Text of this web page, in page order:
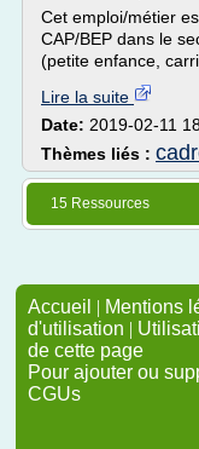
Cet emploi/métier
CAP/BEP dans le
(petite enfance,
Lire la suite
Date: 2019-02-11
Thèmes liés :
15 Ressources
Accueil | Mentions
d'utilisation |
de cette page
Pour ajouter ou
CGUs